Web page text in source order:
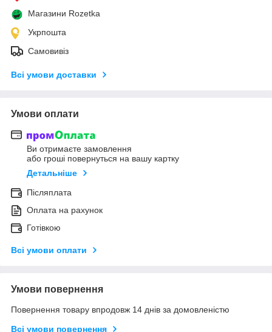
Магазини Rozetka
Укрпошта
Самовивіз
Всі умови доставки
Умови оплати
Ви отримаєте замовлення
або гроші повернуться на вашу картку
Детальніше
Післяплата
Оплата на рахунок
Готівкою
Всі умови оплати
Умови повернення
Повернення товару впродовж 14 днів за домовленістю
Всі умови повернення